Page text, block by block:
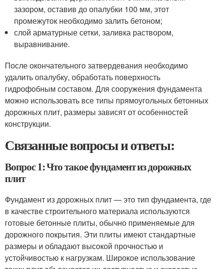
зазором, оставив до опалубки 100 мм, этот
промежуток необходимо залить бетоном;
слой арматурные сетки, заливка раствором,
выравнивание.
После окончательного затвердевания необходимо
удалить опалубку, обработать поверхность
гидрофобным составом. Для сооружения фундамента
можно использовать все типы прямоугольных бетонных
дорожных плит, размеры зависят от особенностей
конструкции.
Связанные вопросы и ответы:
Вопрос 1: Что такое фундамент из дорожных
плит
Фундамент из дорожных плит — это тип фундамента, где
в качестве строительного материала используются
готовые бетонные плиты, обычно применяемые для
дорожного покрытия. Эти плиты имеют стандартные
размеры и обладают высокой прочностью и
устойчивостью к нагрузкам. Широкое использование